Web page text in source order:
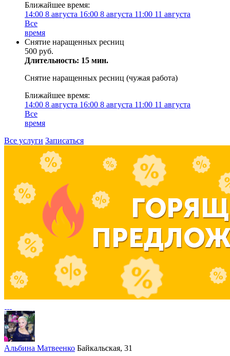
Ближайшее время:
14:00 8 августа 16:00 8 августа 11:00 11 августа
Все
время
Снятие наращенных ресниц
500 руб.
Длительность: 15 мин.
Снятие наращенных ресниц (чужая работа)
Ближайшее время:
14:00 8 августа 16:00 8 августа 11:00 11 августа
Все
время
Все услуги Записаться
Альбина Матвеенко Байкальская, 31